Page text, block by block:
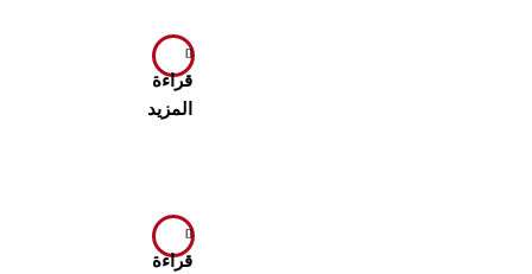
قراءة
المزيد
قراءة